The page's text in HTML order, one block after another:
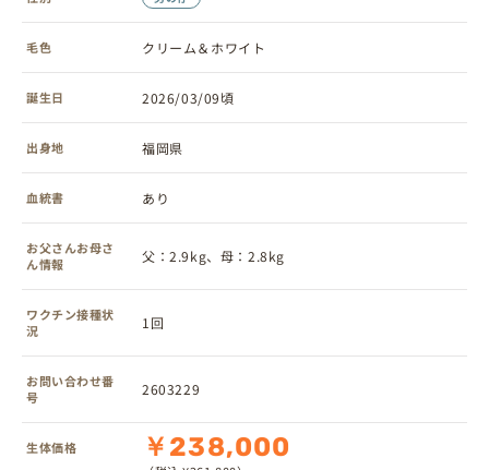
毛色 クリーム＆ホワイト
誕生日 2026/03/09頃
出身地 福岡県
血統書 あり
お父さんお母さ
ん情報
父：2.9kg、母：2.8kg
ワクチン接種状
況
1回
お問い合わせ番
号
2603229
生体価格 ￥238,000